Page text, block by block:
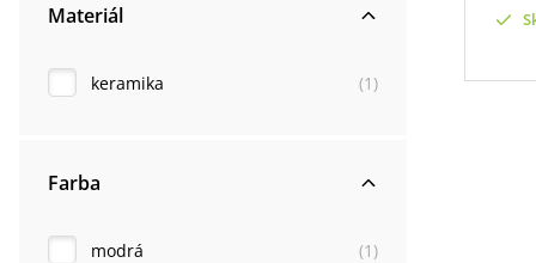
Materiál
keramika (1 )
Farba
modrá (1 )